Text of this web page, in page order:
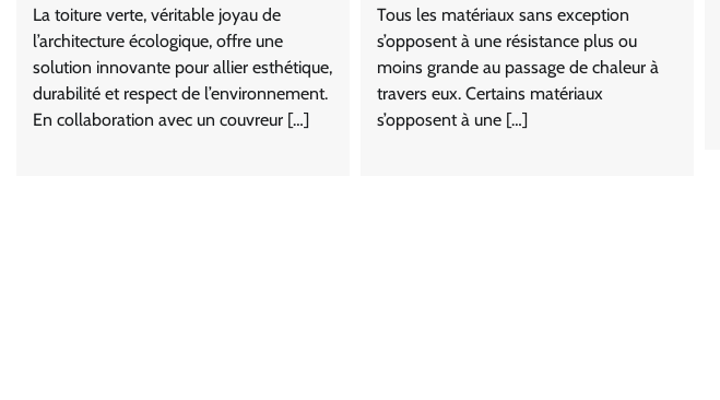
La toiture verte, véritable joyau de
l’architecture écologique, offre une
solution innovante pour allier esthétique,
durabilité et respect de l’environnement.
En collaboration avec un couvreur […]
Tous les matériaux sans exception
s’opposent à une résistance plus ou
moins grande au passage de chaleur à
travers eux. Certains matériaux
s’opposent à une […]